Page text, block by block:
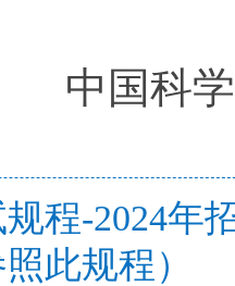
中国科
程-2024年
此规程）